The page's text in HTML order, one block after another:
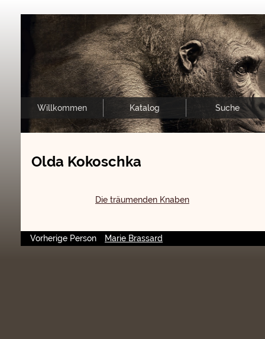
Willkommen Katalog Suche
Olda Kokoschka
Die träumenden Knaben
Vorherige Person Marie Brassard